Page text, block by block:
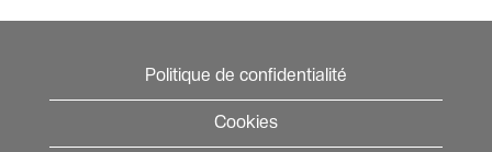
Politique de confidentialité
Cookies